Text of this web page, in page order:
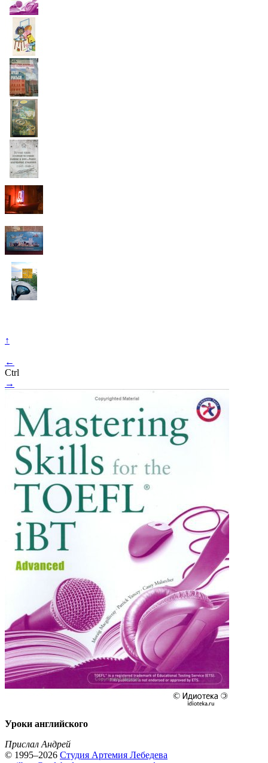
↑
←
Ctrl
→
Уроки английского
Прислал Андрей
© 1995–2026 Студия Артемия Лебедева